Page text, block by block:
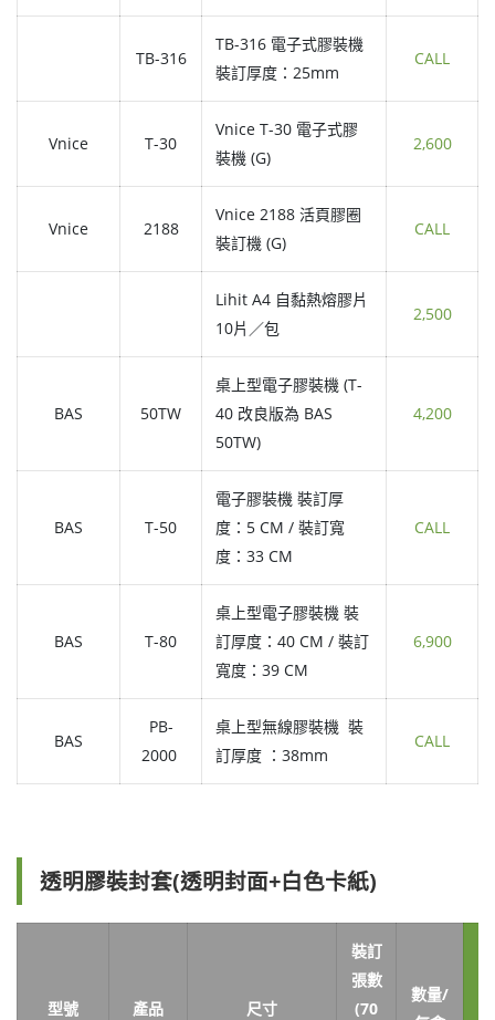
TB-316
TB-316 電子式膠裝機
裝訂厚度：25mm
CALL
Vnice T-30
Vnice T-30 電子式膠
裝機 (G)
2,600
Vnice 2188
Vnice 2188 活頁膠圈
裝訂機 (G)
CALL
Lihit A4 自黏熱熔膠片
10片／包
2,500
BAS 50TW
桌上型電子膠裝機 (T-
40 改良版為 BAS
50TW)
4,200
BAS T-50
電子膠裝機 裝訂厚
度：5 CM / 裝訂寬
度：33 CM
CALL
BAS T-80
桌上型電子膠裝機 裝
訂厚度：40 CM / 裝訂
寬度：39 CM
6,900
BAS
PB-
2000
桌上型無線膠裝機 裝
訂厚度 ：38mm
CALL
透明膠裝封套(透明封面+白色卡紙)
型號 產品 尺寸
裝訂
張數
(70
數量/